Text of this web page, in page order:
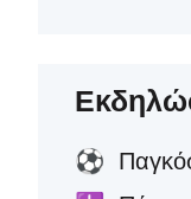
⚽